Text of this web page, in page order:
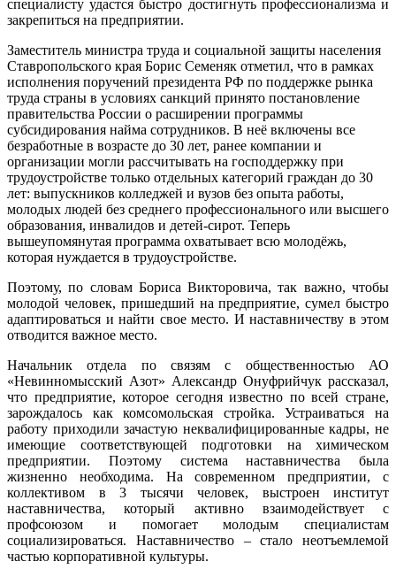
специалисту удастся быстро достигнуть профессионализма и
закрепиться на предприятии.
Заместитель министра труда и социальной защиты населения
Ставропольского края Борис Семеняк отметил, что в рамках
исполнения поручений президента РФ по поддержке рынка
труда страны в условиях санкций принято постановление
правительства России о расширении программы
субсидирования найма сотрудников. В неё включены все
безработные в возрасте до 30 лет, ранее компании и
организации могли рассчитывать на господдержку при
трудоустройстве только отдельных категорий граждан до 30
лет: выпускников колледжей и вузов без опыта работы,
молодых людей без среднего профессионального или высшего
образования, инвалидов и детей-сирот. Теперь
вышеупомянутая программа охватывает всю молодёжь,
которая нуждается в трудоустройстве.
Поэтому, по словам Бориса Викторовича, так важно, чтобы
молодой человек, пришедший на предприятие, сумел быстро
адаптироваться и найти свое место. И наставничеству в этом
отводится важное место.
Начальник отдела по связям с общественностью АО
«Невинномысский Азот» Александр Онуфрийчук рассказал,
что предприятие, которое сегодня известно по всей стране,
зарождалось как комсомольская стройка. Устраиваться на
работу приходили зачастую неквалифицированные кадры, не
имеющие соответствующей подготовки на химическом
предприятии. Поэтому система наставничества была
жизненно необходима. На современном предприятии, с
коллективом в 3 тысячи человек, выстроен институт
наставничества, который активно взаимодействует с
профсоюзом и помогает молодым специалистам
социализироваться. Наставничество – стало неотъемлемой
частью корпоративной культуры.